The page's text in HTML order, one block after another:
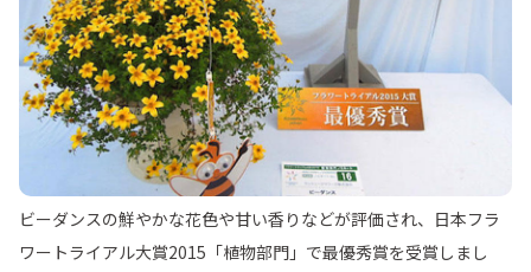
ビーダンスの鮮やかな花色や甘い香りなどが評価され、日本フラ
ワートライアル大賞2015「植物部門」で最優秀賞を受賞しまし